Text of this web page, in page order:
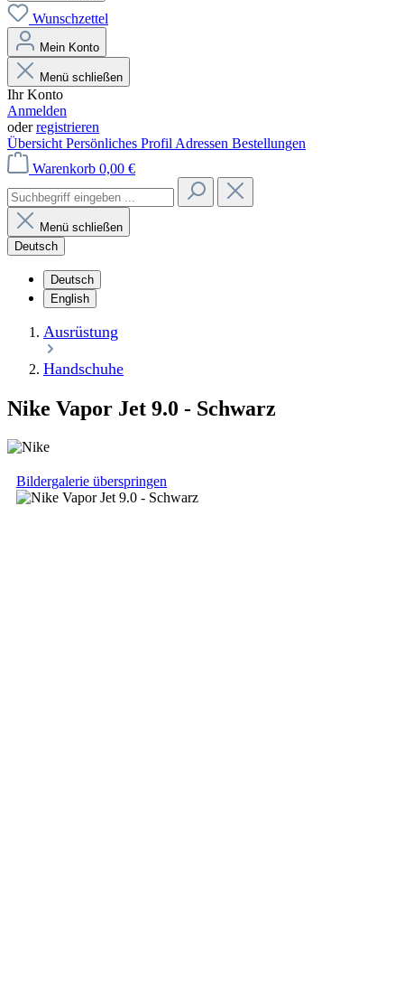
Wunschzettel
Mein Konto
Menü schließen
Ihr Konto
Anmelden
oderregistrieren
Übersicht Persönliches Profil Adressen Bestellungen
Warenkorb 0,00 €
Menü schließen
Deutsch
Deutsch
English
Ausrüstung
Handschuhe
Nike Vapor Jet 9.0 - Schwarz
Bildergalerie überspringen